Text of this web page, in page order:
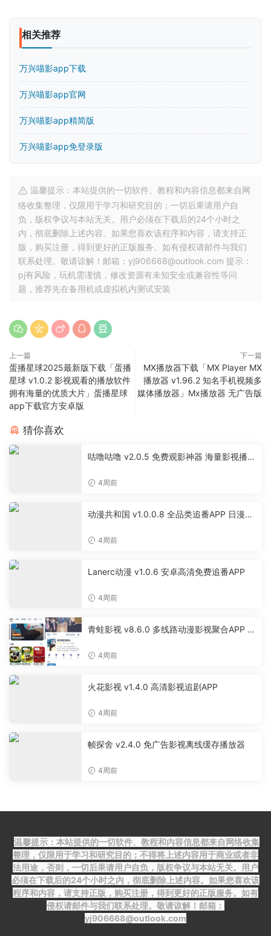
相关推荐
万兴喵影app下载
万兴喵影app官网
万兴喵影app精简版
万兴喵影app免登录版
温馨提示：本站提供的一切软件、教程和内容信息都来自网
络收集整理，仅限用于学习和研究目的；一切后果请用户自
负，版权争议与本站无关。用户必须在下载后的24个小时之
内，彻底删除上述内容。如果您喜欢该程序和内容，请支持正
版，购买注册，得到更好的正版服务。如有侵权请邮件与我们
联系处理。敬请谅解！邮箱：yj906668@outlook.com 提示：
pj有风险，玩机需谨慎，修改资源有未知安全或兼容性等问
题，推荐先在备用机或虚拟机内测试安装
上一篇
蛋播星球2025最新版下载「蛋播
星球 v1.0.2 影视观看的播放软件
拥有海量的优质大片」蛋播星球
app下载官方安卓版
下一篇
MX播放器下载「MX Player MX
播放器 v1.96.2 知名手机视频多
媒体播放器」Mx播放器 无广告版
猜你喜欢
咕噜咕噜 v2.0.5 免费观影神器 海量影视播放
4周前
动漫共和国 v1.0.0.8 全品类追番APP 日漫国
4周前
Lanerc动漫 v1.0.6 安卓高清免费追番APP
4周前
青蛙影视 v8.6.0 多线路动漫影视聚合APP 免
4周前
火花影视 v1.4.0 高清影视追剧APP
4周前
帧探舍 v2.4.0 免广告影视离线缓存播放器
4周前
温馨提示：本站提供的一切软件、教程和内容信息都来自网络收集
整理，仅限用于学习和研究目的；不得将上述内容用于商业或者非
法用途，否则，一切后果请用户自负，版权争议与本站无关。用户
必须在下载后的24个小时之内，彻底删除上述内容。如果您喜欢该
程序和内容，请支持正版，购买注册，得到更好的正版服务。如有
侵权请邮件与我们联系处理。敬请谅解！邮箱：
yj906668@outlook.com